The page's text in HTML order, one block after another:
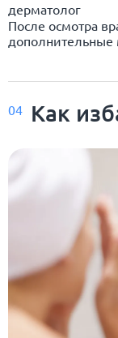
дерматолог
После осмотра
дополнительные
04 Как